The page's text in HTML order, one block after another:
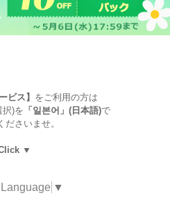
ビス】 をご利用の方は
択)を 「일본어」(日本語)で
ださいませ。
▼
▼